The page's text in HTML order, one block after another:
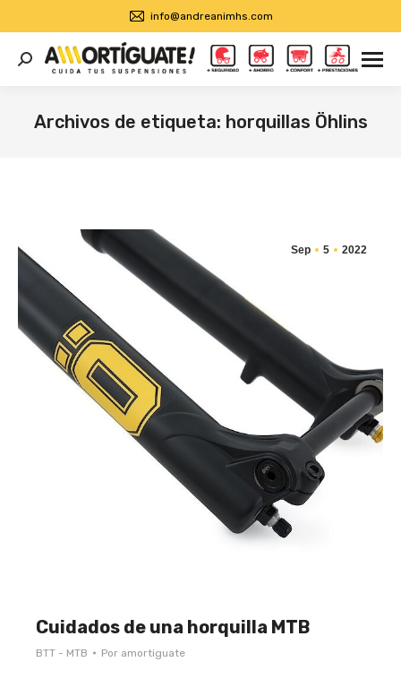
info@andreanimhs.com
Buscar:
Archivos de etiqueta: horquillas Öhlins
Sep 5 2022
Cuidados de una horquilla MTB
BTT - MTB Por amortiguate